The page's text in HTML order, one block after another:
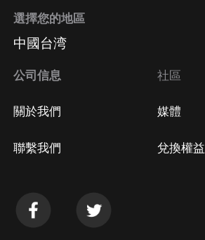
選擇您的地區
中國台湾
公司信息
關於我們
聯繫我們
社區
媒體
兌換權益